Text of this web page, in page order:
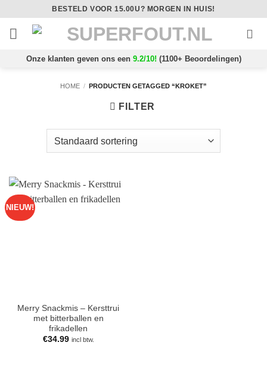
inhoud
BESTELD VOOR 15.00U? MORGEN IN HUIS!
Onze klanten geven ons een 9.2/10! (1100+ Beoordelingen)
HOME / PRODUCTEN GETAGGED “KROKET”
FILTER
NIEUW!
Merry Snackmis – Kersttrui
met bitterballen en
frikadellen
€34.99 incl btw.